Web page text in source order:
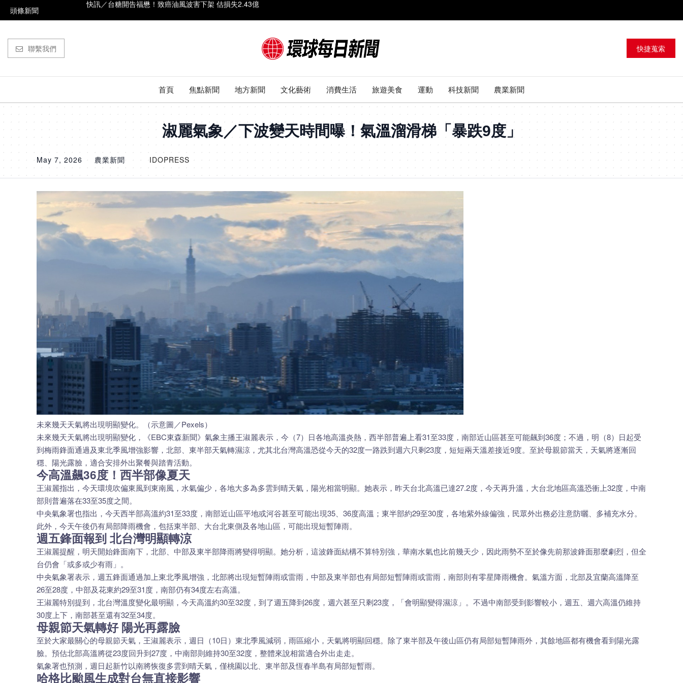
頭條新聞
白海豚來了！暴風圈侵襲率升至67% 北部6縣市破5成
快訊／台糖開告福懋！致癌油風波害下架 估損失2.43億
聯繫我們 快捷蒐索
首頁 焦點新聞 地方新聞 文化藝術 消費生活 旅遊美食 運動 科技新聞 農業新聞
淑麗氣象／下波變天時間曝！氣溫溜滑梯「暴跌9度」
May 7, 2026 農業新聞 IDOPRESS
未來幾天天氣將出現明顯變化。（示意圖／Pexels）
未來幾天天氣將出現明顯變化，《EBC東森新聞》氣象主播王淑麗表示，今（7）日各地高溫炎熱，西半部普遍上看31至33度，南部近山區甚至可能飆到36度；不過，明（8）日起受
到梅雨鋒面通過及東北季風增強影響，北部、東半部天氣轉濕涼，尤其北台灣高溫恐從今天的32度一路跌到週六只剩23度，短短兩天溫差接近9度。至於母親節當天，天氣將逐漸回
穩、陽光露臉，適合安排外出聚餐與踏青活動。
今高溫飆36度！西半部像夏天
王淑麗指出，今天環境吹偏東風到東南風，水氣偏少，各地大多為多雲到晴天氣，陽光相當明顯。她表示，昨天台北高溫已達27.2度，今天再升溫，大台北地區高溫恐衝上32度，中南
部則普遍落在33至35度之間。
中央氣象署也指出，今天西半部高溫約31至33度，南部近山區平地或河谷甚至可能出現35、36度高溫；東半部約29至30度，各地紫外線偏強，民眾外出務必注意防曬、多補充水分。
此外，今天午後仍有局部降雨機會，包括東半部、大台北東側及各地山區，可能出現短暫陣雨。
週五鋒面報到 北台灣明顯轉涼
王淑麗提醒，明天開始鋒面南下，北部、中部及東半部降雨將變得明顯。她分析，這波鋒面結構不算特別強，華南水氣也比前幾天少，因此雨勢不至於像先前那波鋒面那麼劇烈，但全
台仍會「或多或少有雨」。
中央氣象署表示，週五鋒面通過加上東北季風增強，北部將出現短暫陣雨或雷雨，中部及東半部也有局部短暫陣雨或雷雨，南部則有零星降雨機會。氣溫方面，北部及宜蘭高溫降至
26至28度，中部及花東約29至31度，南部仍有34度左右高溫。
王淑麗特別提到，北台灣溫度變化最明顯，今天高溫約30至32度，到了週五降到26度，週六甚至只剩23度，「會明顯變得濕涼」。不過中南部受到影響較小，週五、週六高溫仍維持
30度上下，南部甚至還有32至34度。
母親節天氣轉好 陽光再露臉
至於大家最關心的母親節天氣，王淑麗表示，週日（10日）東北季風減弱，雨區縮小，天氣將明顯回穩。除了東半部及午後山區仍有局部短暫陣雨外，其餘地區都有機會看到陽光露
臉。預估北部高溫將從23度回升到27度，中南部則維持30至32度，整體來說相當適合外出走走。
氣象署也預測，週日起新竹以南將恢復多雲到晴天氣，僅桃園以北、東半部及恆春半島有局部短暫雨。
哈格比颱風生成對台無直接影響